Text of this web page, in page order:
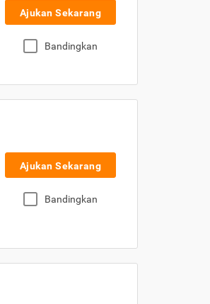
Ajukan Sekarang
Bandingkan
Ajukan Sekarang
Bandingkan